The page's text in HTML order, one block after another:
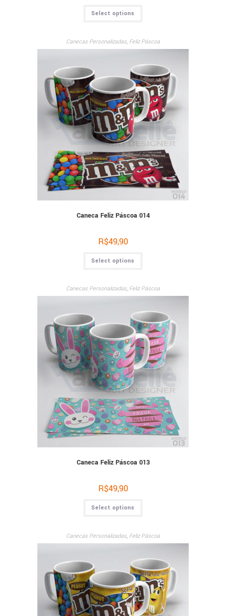
Select options
Canecas Personalizadas, Feliz Páscoa
Caneca Feliz Páscoa 014
R$49,90
Select options
Canecas Personalizadas, Feliz Páscoa
Caneca Feliz Páscoa 013
R$49,90
Select options
Canecas Personalizadas, Feliz Páscoa